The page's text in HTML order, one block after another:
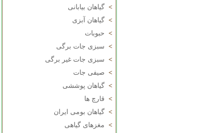
> گیاهان بیابانی
> گیاهان آبزی
> حبوبات
> سبزی جات برگی
> سبزی جات غیر برگی
> صیفی جات
> گیاهان پوششی
> قارچ ها
> گیاهان بومی ایران
> مغزهای گیاهی